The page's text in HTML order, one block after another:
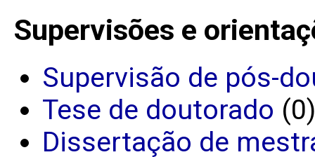
Supervisões e
Supervisão de pós-
Tese de doutorado (0)
Dissertação de